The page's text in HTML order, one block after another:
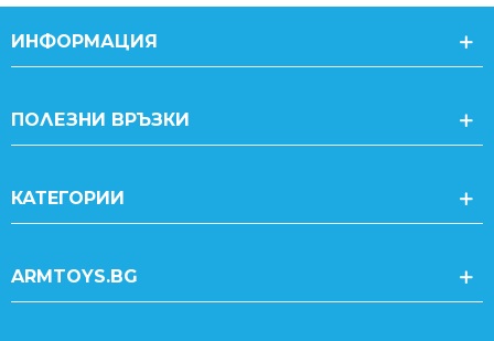
ИНФОРМАЦИЯ
ПОЛЕЗНИ ВРЪЗКИ
КАТЕГОРИИ
ARMTOYS.BG